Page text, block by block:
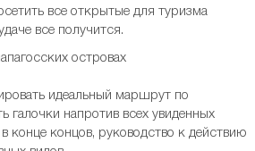
все открытые для туризма
все получится.
идеальный маршрут по
галочки напротив всех увиденных
конце концов, руководство к действию